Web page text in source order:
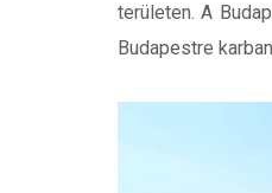
területen. A
Budapestre